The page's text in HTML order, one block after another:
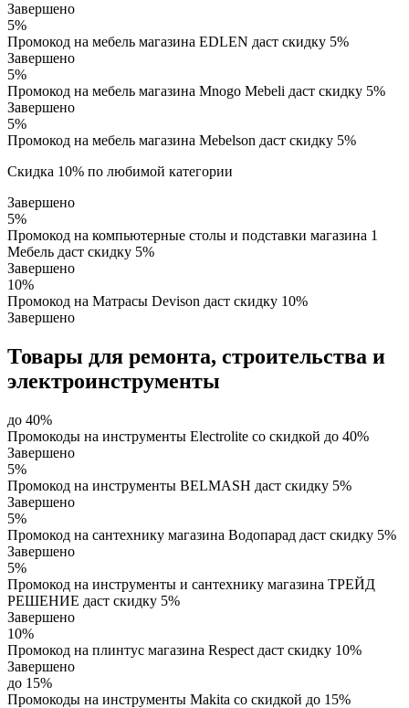
Завершено
5%
Промокод на мебель магазина EDLEN даст скидку 5%
Завершено
5%
Промокод на мебель магазина Mnogo Mebeli даст скидку 5%
Завершено
5%
Промокод на мебель магазина Mebelson даст скидку 5%
Скидка 10% по любимой категории
Завершено
5%
Промокод на компьютерные столы и подставки магазина 1
Мебель даст скидку 5%
Завершено
10%
Промокод на Матрасы Devison даст скидку 10%
Завершено
Товары для ремонта, строительства и
электроинструменты
до 40%
Промокоды на инструменты Electrolite со скидкой до 40%
Завершено
5%
Промокод на инструменты BELMASH даст скидку 5%
Завершено
5%
Промокод на сантехнику магазина Водопарад даст скидку 5%
Завершено
5%
Промокод на инструменты и сантехнику магазина ТРЕЙД
РЕШЕНИЕ даст скидку 5%
Завершено
10%
Промокод на плинтус магазина Respect даст скидку 10%
Завершено
до 15%
Промокоды на инструменты Makita со скидкой до 15%